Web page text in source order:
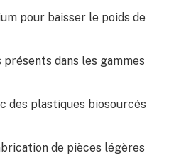
pour baisser le poids de
dans les gammes
des plastiques biosourcés
de pièces légères